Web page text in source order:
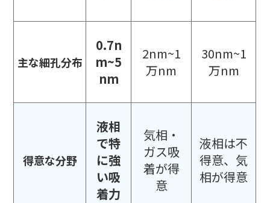
主な細孔分布
0.7n
m~5
nm
2nm~1
万nm
30nm~1
万nm
得意な分野
液相
で特
に強
い吸
着力
気相・
ガス吸
着が得
意
液相は不
得意、気
相が得意